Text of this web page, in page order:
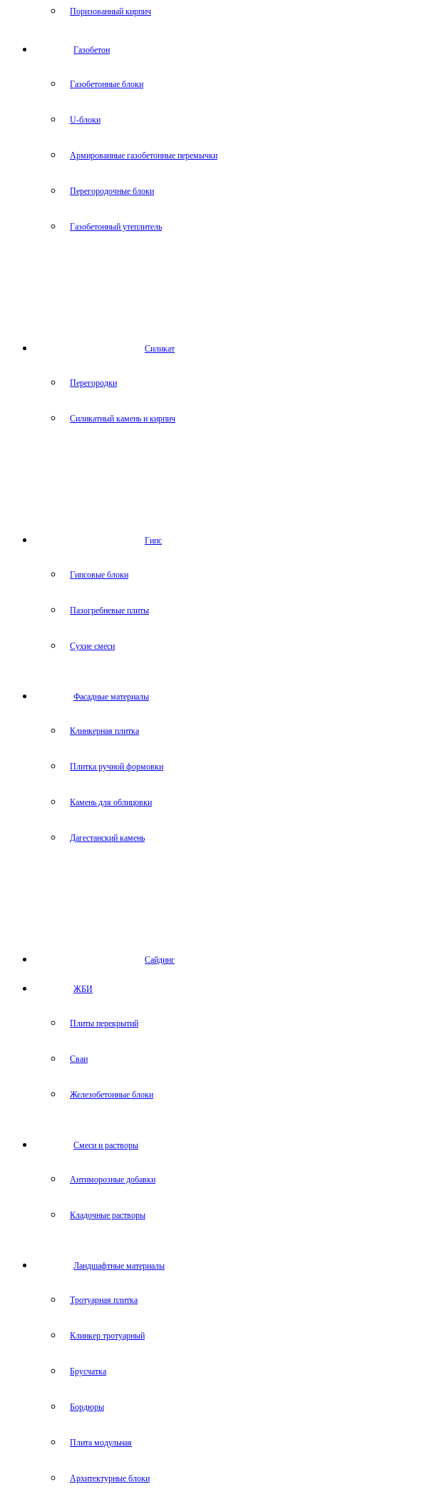
Поризованный кирпич
Газобетон
Газобетонные блоки
U-блоки
Армированные газобетонные перемычки
Перегородочные блоки
Газобетонный утеплитель
Силикат
Перегородки
Силикатный камень и кирпич
Гипс
Гипсовые блоки
Пазогребневые плиты
Сухие смеси
Фасадные материалы
Клинкерная плитка
Плитка ручной формовки
Камень для облицовки
Дагестанский камень
Сайдинг
ЖБИ
Плиты перекрытий
Сваи
Железобетонные блоки
Cмеси и растворы
Антиморозные добавки
Кладочные растворы
Ландшафтные материалы
Тротуарная плитка
Клинкер тротуарный
Брусчатка
Бордюры
Плита модульная
Архитектурные блоки